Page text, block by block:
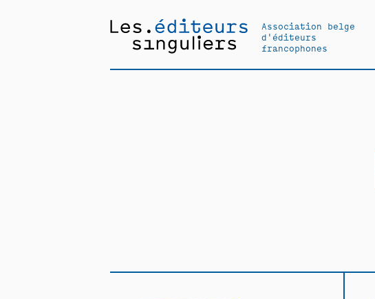
Association belge
d'éditeurs
francophones